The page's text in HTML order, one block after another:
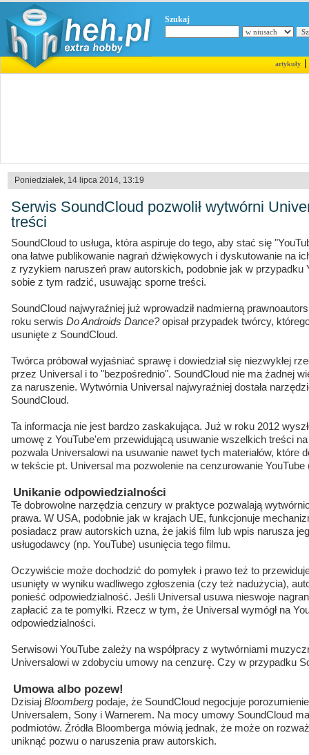
Szukaj
artykuły|
Poniedziałek, 14 lipca 2014, 13:19
Serwis SoundCloud pozwolił wytwórni
treści
SoundCloud to usługa, która aspiruje do tego, aby stać się
ona łatwe publikowanie nagrań dźwiękowych i dyskutowanie na
z ryzykiem naruszeń praw autorskich, podobnie jak w przypadku
sobie z tym radzić, usuwając sporne treści.
SoundCloud najwyraźniej już wprowadził nadmierną
roku serwis Do Androids Dance?opisał przypadek twórcy,
usunięte z SoundCloud.
Twórca próbował wyjaśniać sprawę i dowiedział się niezwykłej
przez Universal i to "bezpośrednio". SoundCloud nie ma żadnej
za naruszenie. Wytwórnia Universal najwyraźniej dostała
SoundCloud.
Ta informacja nie jest bardzo zaskakująca. Już w roku 2012
umowę z YouTube'em przewidującą usuwanie wszelkich treści
pozwala Universalowi na usuwanie nawet tych materiałów, które
w tekście pt. Universal ma pozwolenie na cenzurowanie YouTube
Unikanie odpowiedzialności
Te dobrowolne narzędzia cenzury w praktyce pozwalają
prawa. W USA, podobnie jak w krajach UE, funkcjonuje
posiadacz praw autorskich uzna, że jakiś film lub wpis narusza
usługodawcy (np. YouTube) usunięcia tego filmu.
Oczywiście może dochodzić do pomyłek i prawo też to
usunięty w wyniku wadliwego zgłoszenia (czy też nadużycia),
ponieść odpowiedzialność. Jeśli Universal usuwa nieswoje
zapłacić za te pomyłki. Rzecz w tym, że Universal wymógł na
odpowiedzialności.
Serwisowi YouTube zależy na współpracy z wytwórniami
Universalowi w zdobyciu umowy na cenzurę. Czy w przypadku
Umowa albo pozew!
Dzisiaj Bloomberg podaje, że SoundCloud negocjuje
Universalem, Sony i Warnerem. Na mocy umowy SoundCloud
podmiotów. Źródła Bloomberga mówią jednak, że może on
uniknąć pozwu o naruszenia praw autorskich.